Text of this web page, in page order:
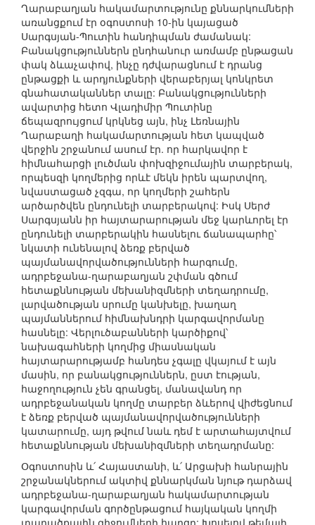
Ղարաբաղյան հակամարտությունը քննարկումների
առանցքում էր օգոստոսի 10-ին կայացած
Սարգսյան-Պուտին հանդիպման ժամանակ:
Բանակցություններն ընդհանուր առմամբ ընթացան
փակ ձևաչափով, ինչը դժվարացնում է դրանց
ընթացքի և արդյունքների վերաբերյալ կոնկրետ
գնահատականներ տալը: Բանակցությունների
ավարտից հետո Վլադիմիր Պուտինը
ճեպազրույցում կրկնեց այն, ինչ Լեռնային
Ղարաբաղի հակամարտության հետ կապված
վերջին շրջանում ասում էր. որ հարկավոր է
հիմնահարցի լուծման փոխզիջումային տարբերակ,
որպեսզի կողմերից որևէ մեկն իրեն պարտվող,
նվաստացած չզգա, որ կողմերի շահերն
արծարծվեն ընդունելի տարբերակով: Իսկ Սերժ
Սարգսյանն իր հայտարարության մեջ կարևորել էր
ընդունելի տարբերակին հասնելու ճանապարհը՝
նկատի ունենալով ձեռք բերված
պայմանավորվածությունների հարգումը,
ադրբեջանա-ղարաբաղյան շփման գծում
հետաքննության մեխանիզմների տեղադրումը,
լարվածության սրումը կանխելը, խաղաղ
պայմաններում հիմնախնդրի կարգավորմանը
հասնելը: Վերլուծաբանների կարծիքով՝
նախագահների կողմից միասնական
հայտարարությամբ հանդես չգալը վկայում է այն
մասին, որ բանակցություններն, ըստ էության,
հաջողություն չեն գրանցել, մանավանդ որ
ադրբեջանական կողմը տարբեր ձևերով վիժեցնում
է ձեռք բերված պայմանավորվածությունների
կատարումը, այդ թվում նաև դեմ է արտահայտվում
հետաքննության մեխանիզմների տեղադրմանը:
Օգոստոսին և՛ Հայաստանի, և՛ Արցախի հանրային
շրջանակներում ակտիվ քննարկման նյութ դարձավ
ադրբեջանա-ղարաբաղյան հակամարտության
կարգավորման գործընթացում հայկական կողմի